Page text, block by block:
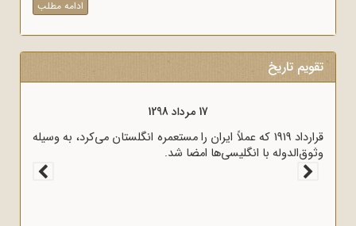
ادامه مطلب
تقویم تاریخ
17 مرداد 1298
قرارداد 1919 که عملاً ایران را مستعمره انگلستان می‌کرد، به وسیله
وثوق‌الدوله با انگلیسی‌ها امضا شد.